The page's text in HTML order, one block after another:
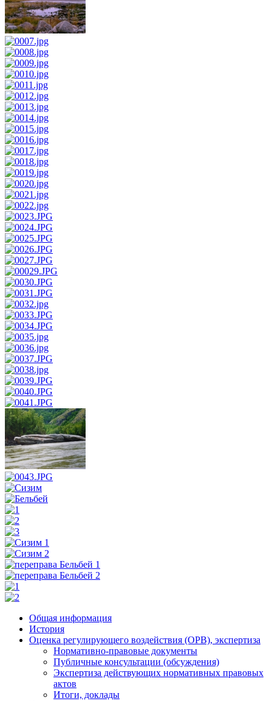
Общая информация
История
Оценка регулирующего воздействия (ОРВ), экспертиза
Нормативно-правовые документы
Публичные консультации (обсуждения)
Экспертиза действующих нормативных правовых
актов
Итоги, доклады